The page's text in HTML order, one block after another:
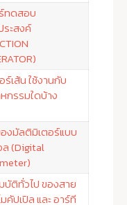
ทดสอบ
ระสงค์
ร์เส้น ใช้งานกับ
กรรมใดบ้าง
งมัลติมิเตอร์แบบ
(Digital
ติทั่วไป ของสาย
คัปเปิล และ อาร์ที